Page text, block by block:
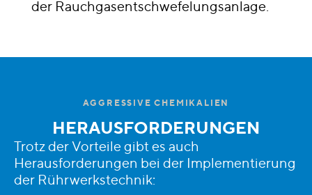
der Rauchgasentschwefelungsanlage.
AGGRESSIVE CHEMIKALIEN
HERAUSFORDERUNGEN
Trotz der Vorteile gibt es auch
Herausforderungen bei der Implementierung
der Rührwerkstechnik: